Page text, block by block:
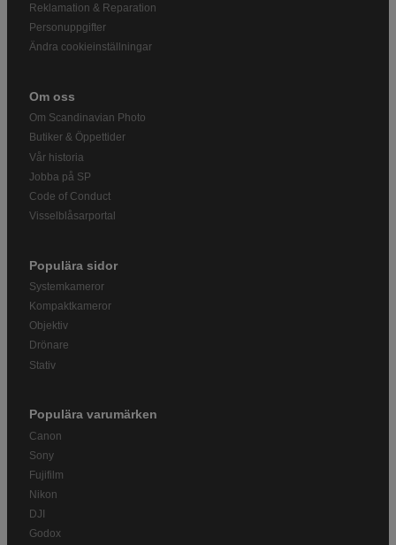
Reklamation & Reparation
Personuppgifter
Ändra cookieinställningar
Om oss
Om Scandinavian Photo
Butiker & Öppettider
Vår historia
Jobba på SP
Code of Conduct
Visselblåsarportal
Populära sidor
Systemkameror
Kompaktkameror
Objektiv
Drönare
Stativ
Populära varumärken
Canon
Sony
Fujifilm
Nikon
DJI
Godox